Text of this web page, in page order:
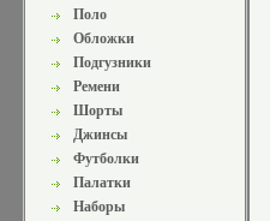
Поло
Обложки
Подгузники
Ремени
Шорты
Джинсы
Футболки
Палатки
Наборы